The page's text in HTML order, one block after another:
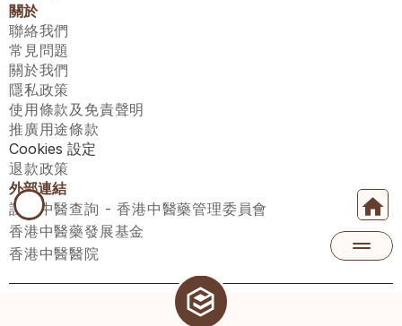
關於
聯絡我們
常見問題
關於我們
隱私政策
使用條款及免責聲明
推廣用途條款
Cookies 設定
退款政策
外部連結
註冊中醫查詢 - 香港中醫藥管理委員會
香港中醫藥發展基金
香港中醫醫院
醫師匯有限公司 ECWAY LIMITED Copyright 2026© All rights